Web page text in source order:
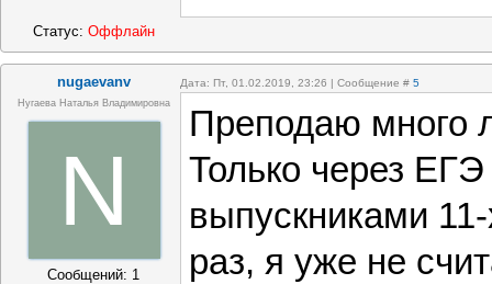
Статус: Оффлайн
nugaevanv Дата: Пт, 01.02.2019, 23:26 | Сообщение # 5
Нугаева Наталья Владимировна
N
Сообщений: 1
Преподаю много
Только через
выпускниками
раз, я уже не